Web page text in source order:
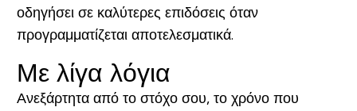
οδηγήσει σε καλύτερες επιδόσεις όταν
προγραμματίζεται αποτελεσματικά.
Με λίγα λόγια
Ανεξάρτητα από το στόχο σου, το χρόνο που